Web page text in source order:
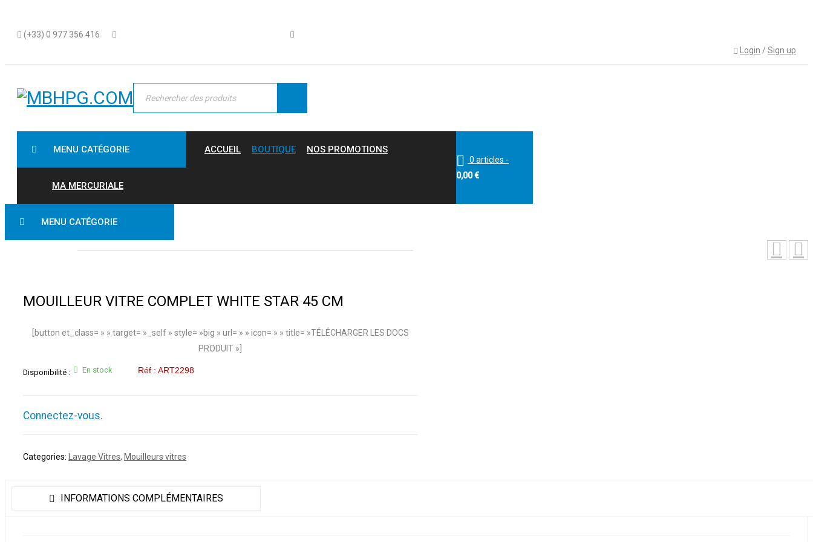
(+33) 0 977 356 416
Login / Sign up
MENU CATÉGORIE ACCUEIL BOUTIQUE NOS PROMOTIONS
MA MERCURIALE
0 articles -
0,00€
MENU CATÉGORIE
MOUILLEUR VITRE COMPLET WHITE STAR 45 CM
[button et_class= » » target= »_self » style= »big » url= » » icon= » » title= »TÉLÉCHARGER LES DOCS
PRODUIT »]
Disponibilité : En stock Réf : ART2298
Connectez-vous.
Categories: Lavage Vitres, Mouilleurs vitres
INFORMATIONS COMPLÉMENTAIRES